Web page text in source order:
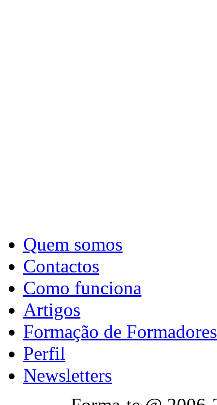
Quem somos
Contactos
Como funciona
Artigos
Formação de Formadores
Perfil
Newsletters